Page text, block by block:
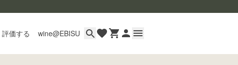
評価する wine@EBISU